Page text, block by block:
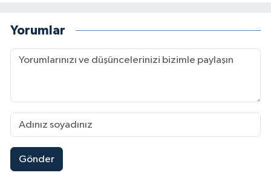
Yorumlar
Gönder